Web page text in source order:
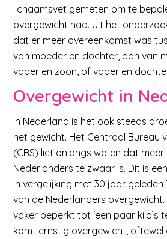
lichaamsvet gemeten om te
overgewicht had. Uit het
dat er meer overeenkomst was
van moeder en dochter, dan van
vader en zoon, of vader en
Overgewicht in
In Nederland is het ook steeds
het gewicht. Het Centraal Bureau
(CBS) liet onlangs weten dat
Nederlanders te zwaar is. Dit is
in vergelijking met 30 jaar geleden
van de Nederlanders
vaker beperkt tot ‘een paar kilo’s
komt ernstig overgewicht, oftewel